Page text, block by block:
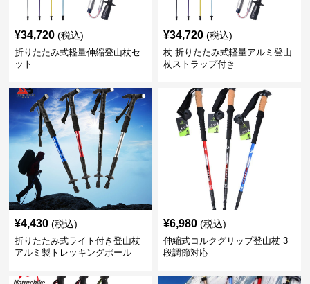
¥34,720 (税込)
折りたたみ式軽量伸縮登山杖セ
ット
¥34,720 (税込)
杖 折りたたみ式軽量アルミ登山
杖ストラップ付き
¥4,430 (税込)
折りたたみ式ライト付き登山杖
アルミ製トレッキングポール
¥6,980 (税込)
伸縮式コルクグリップ登山杖 3
段調節対応